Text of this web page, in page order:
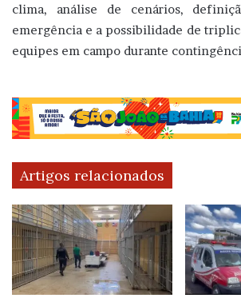
clima, análise de cenários,
emergência e a possibilidade de
equipes em campo durante
Artigos relacionados